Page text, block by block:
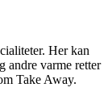
Her kan
andre varme retter
Take Away.